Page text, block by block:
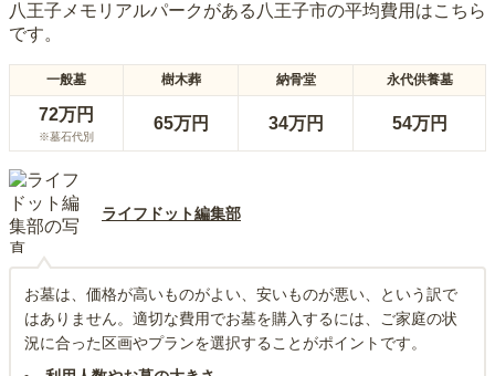
八王子メモリアルパーク がある 八王子市の平均費用はこちら
です。
一般墓 樹木葬 納骨堂 永代供養墓
72万円
※墓石代別
65万円 34万円 54万円
ライフドット編集部
お墓は、価格が高いものがよい、安いものが悪い、という訳で
はありません。適切な費用でお墓を購入するには、ご家庭の状
況に合った区画やプランを選択することがポイントです。